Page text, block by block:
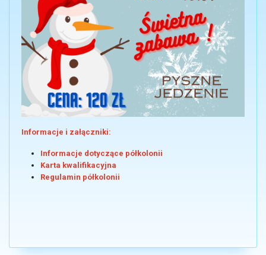
Informacje i załączniki:
Informacje dotyczące półkolonii
Karta kwalifikacyjna
Regulamin półkolonii